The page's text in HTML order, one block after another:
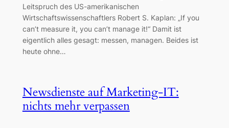
Leitspruch des US-amerikanischen
Wirtschaftswissenschaftlers Robert S. Kaplan: „If you
can’t measure it, you can’t manage it!“ Damit ist
eigentlich alles gesagt: messen, managen. Beides ist
heute ohne…
Newsdienste auf Marketing-IT:
nichts mehr verpassen